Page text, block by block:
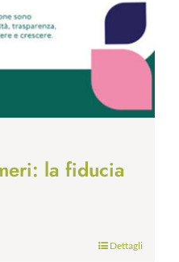
la fiducia
Dettagli